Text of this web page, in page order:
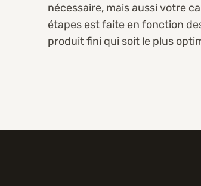
nécessaire, mais aussi votre
étapes est faite en fonction
produit fini qui soit le plus